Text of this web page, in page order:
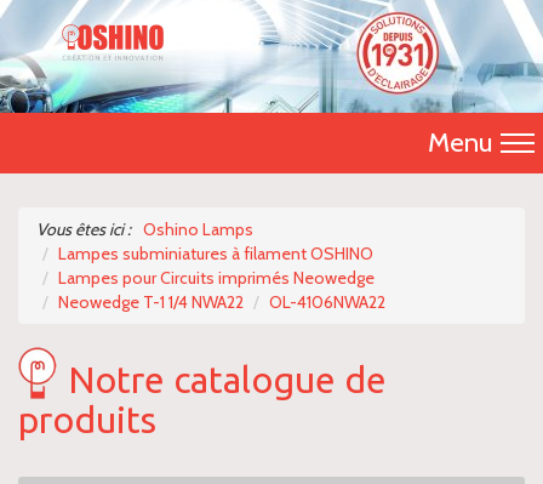
Menu
Présentation
Nos produits
Vous êtes ici : Oshino Lamps
Lampes subminiatures à filament OSHINO
Lampes pour Circuits imprimés Neowedge
Neowedge T-1 1/4 NWA22
OL-4106NWA22
Notre catalogue de
produits